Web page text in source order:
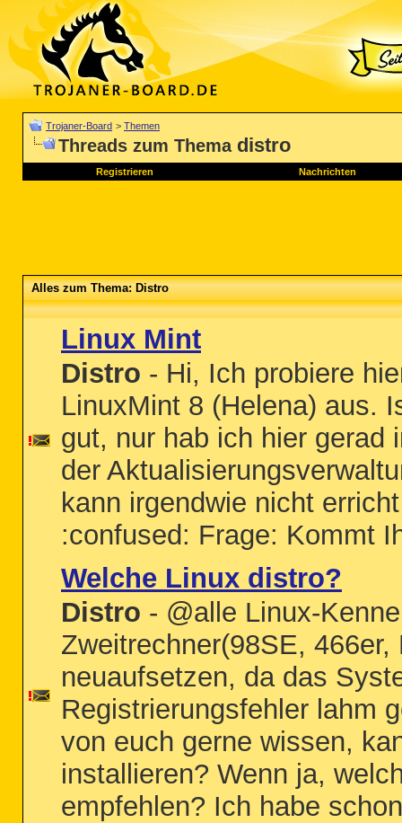
Trojaner-Board > Themen
Threads zum Thema distro
Registrieren Nachrichten
Alles zum Thema: Distro
Linux Mint
Distro - Hi, Ich probiere
LinuxMint 8 (Helena) aus.
gut, nur hab ich hier gerad
der
kann irgendwie nicht
:confused: Frage: Kommt
Welche Linux distro?
Distro - @alle Linux-
Zweitrechner(98SE,
neuaufsetzen, da das
Registrierungsfehler lahm
von euch gerne wissen,
installieren? Wenn ja,
empfehlen? Ich habe